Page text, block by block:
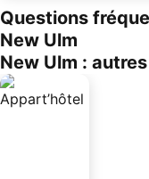
Questions
New Ulm
New Ulm :